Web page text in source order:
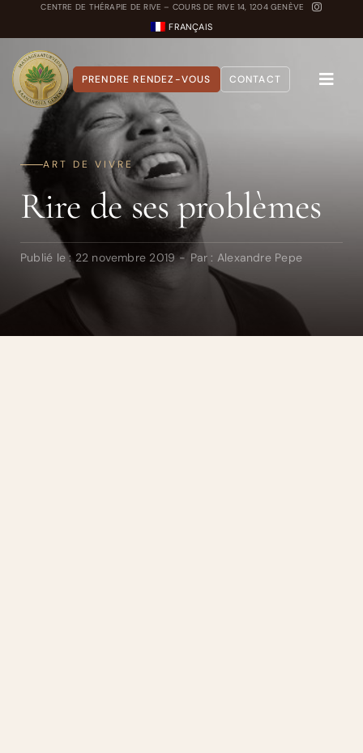
contenu
CENTRE DE THÉRAPIE DE RIVE – COURS DE RIVE 14, 1204 GENÈVE
FRANÇAIS
Toggle
A propos
Nos Soins
Carnet Ayurvédique
Quiz Dosha
PRENDRE RENDEZ-VOUS CONTACT
ART DE VIVRE
Rire de ses problèmes
Publié le : 22 novembre 2019 - Par : Alexandre Pepe